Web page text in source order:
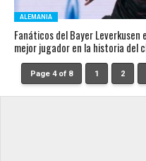
ALEMANIA
Fanáticos del Bayer
mejor jugador en la historia del
Page 4 of 8 1 2